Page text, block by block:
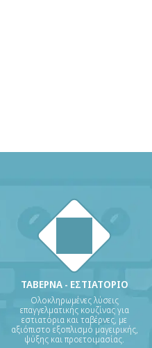
ΤΑΒΕΡΝΑ - ΕΣΤΙΑΤΟΡΙΟ
Ολοκληρωμένες λύσεις
επαγγελματικής κουζίνας για
εστιατόρια και ταβέρνες, με
αξιόπιστο εξοπλισμό μαγειρικής,
ψύξης και προετοιμασίας.